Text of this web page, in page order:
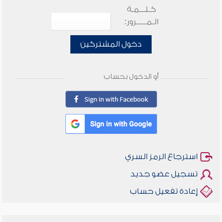
كـلـــمـة
الـمـــــرور:
دخول المشتركين
أو الدخول بحساب
استرجاع الرمز السري
تسجيل عضو جديد
إعادة تفعيل حساب